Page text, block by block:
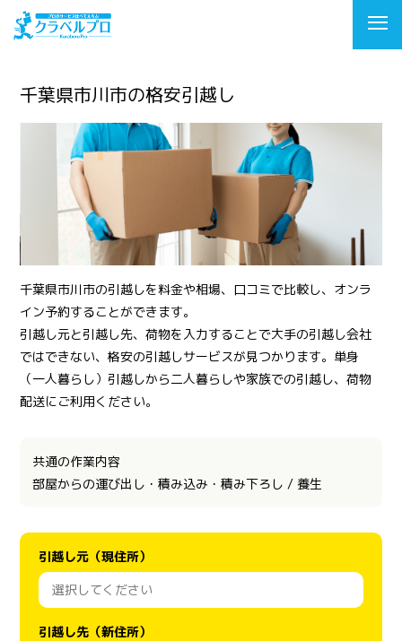
千葉県市川市の格安引越し
千葉県市川市の引越しを料金や相場、口コミで比較し、オンラ
イン予約することができます。
引越し元と引越し先、荷物を入力することで大手の引越し会社
ではできない、格安の引越しサービスが見つかります。単身
（一人暮らし）引越しから二人暮らしや家族での引越し、荷物
配送にご利用ください。
共通の作業内容
部屋からの運び出し・積み込み・積み下ろし / 養生
引越し元（現住所）
引越し先（新住所）